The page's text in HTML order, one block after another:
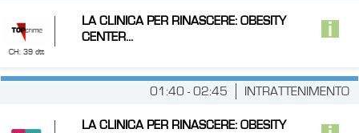
CH: 39 dtt
LA CLINICA PER RINASCERE: OBESITY
CENTER...
INTRATTENIMENTO
01:40 - 02:45
LA CLINICA PER RINASCERE: OBESITY